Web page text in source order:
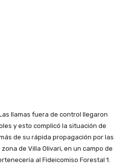
llamas fuera de control llegaron
y esto complicó la situación de
de su rápida propagación por las
de Villa Olivari, en un campo de
al Fideicomiso Forestal 1.